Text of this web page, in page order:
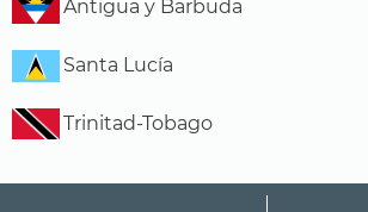
Antigua y Barbuda
Santa Lucía
Trinitad-Tobago